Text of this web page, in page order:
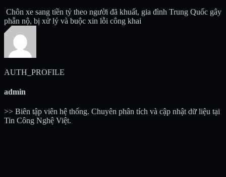
Chôn xe sang tiền tỷ theo người đã khuất, gia đình Trung Quốc gây
phẫn nộ, bị xử lý và buộc xin lỗi công khai
AUTH_PROFILE
admin
>> Biên tập viên hệ thống. Chuyên phân tích và cập nhật dữ liệu tại
Tin Công Nghệ Việt.